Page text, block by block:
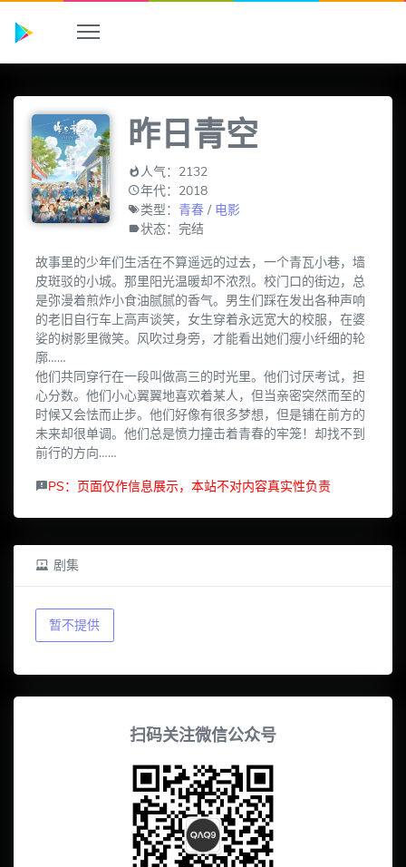
昨日青空
人气：2132
年代：2018
类型： 青春/ 电影
状态：完结
故事里的少年们生活在不算遥远的过去，一个青瓦小巷，墙
皮斑驳的小城。那里阳光温暖却不浓烈。校门口的街边，总
是弥漫着煎炸小食油腻腻的香气。男生们踩在发出各种声响
的老旧自行车上高声谈笑，女生穿着永远宽大的校服，在婆
娑的树影里微笑。风吹过身旁，才能看出她们瘦小纤细的轮
廓……
他们共同穿行在一段叫做高三的时光里。他们讨厌考试，担
心分数。他们小心翼翼地喜欢着某人，但当亲密突然而至的
时候又会怯而止步。他们好像有很多梦想，但是铺在前方的
未来却很单调。他们总是愤力撞击着青春的牢笼！却找不到
前行的方向……
PS：页面仅作信息展示，本站不对内容真实性负责
剧集
暂不提供
扫码关注微信公众号